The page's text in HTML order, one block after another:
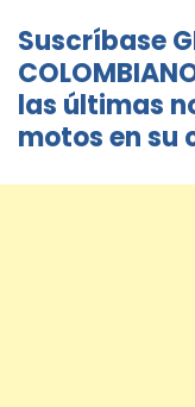
Suscríbase
las últimas
motos en su